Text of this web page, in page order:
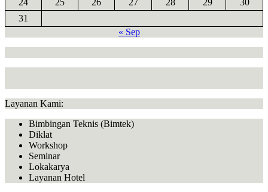
31
« Sep
Layanan Kami:
Bimbingan Teknis (Bimtek)
Diklat
Workshop
Seminar
Lokakarya
Layanan Hotel